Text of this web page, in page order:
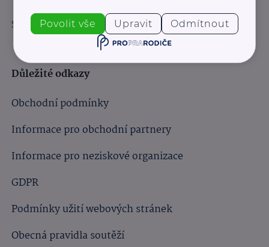
Sledujte nás:
Důležité odkazy
Obchodní podmínky
Informace pro obchodní partnery
Informace pro neziskové organizace
GDPR
Podmínky užití webových stránek
Obecná pravidla soutěží
Povolit vše Upravit Odmítnout